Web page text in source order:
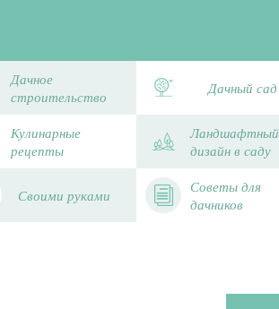
Дачное
строительство
Дачный сад
Кулинарные
рецепты
Ландшафтный
дизайн в саду
Своими руками
Советы для
дачников